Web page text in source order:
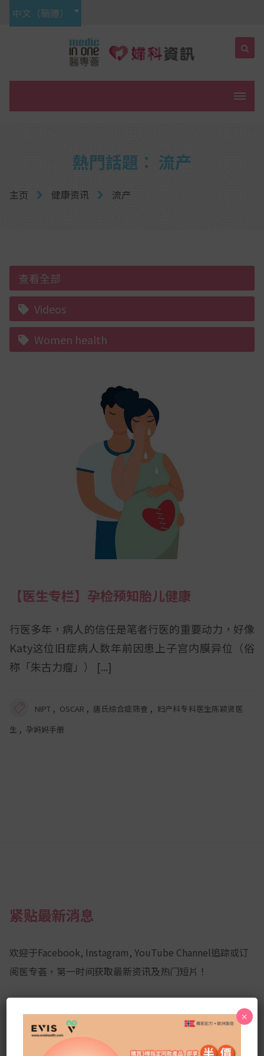
中文（簡體）
熱門話題： 流产
主页 健康资讯 流产
查看全部
Videos
Women health
【医生专栏】孕检预知胎儿健康
行医多年，病人的信任是笔者行医的重要动力，好像
Katy这位旧症病人数年前因患上子宫内膜异位（俗
称「朱古力瘤」）
NIPT , OSCAR , 唐氏综合症筛查 , 妇产科专科医生陈颖贤医
生 , 孕妈妈手册
紧贴最新消息
欢迎于Facebook, Instagram, YouTube Channel追踪或订
阅医专荟，第一时间获取最新资讯及热门短片！
Facebook
YouTube
Channel
Instagram ×